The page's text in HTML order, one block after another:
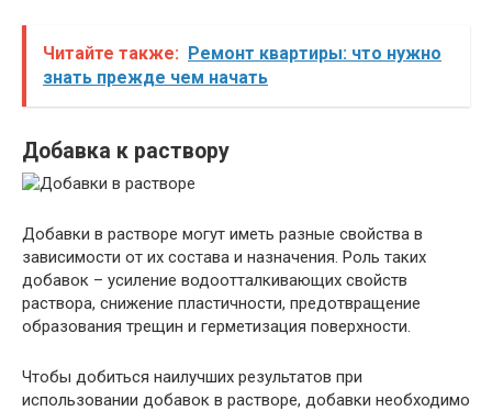
Читайте также:
Ремонт квартиры: что нужно
знать прежде чем начать
Добавка к раствору
Добавки в растворе могут иметь разные свойства в
зависимости от их состава и назначения. Роль таких
добавок – усиление водоотталкивающих свойств
раствора, снижение пластичности, предотвращение
образования трещин и герметизация поверхности.
Чтобы добиться наилучших результатов при
использовании добавок в растворе, добавки необходимо